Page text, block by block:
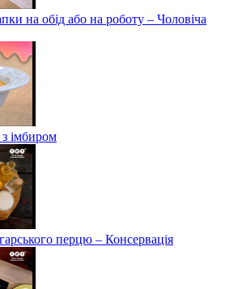
на обід або на роботу – Чоловіча
імбиром
перцю – Консервація